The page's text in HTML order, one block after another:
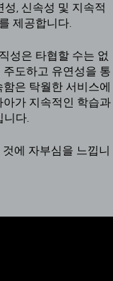
성, 신속성 및 지속적
제공합니다.
성은 타협할 수는 없
도하고 유연성을 통
은 탁월한 서비스에
가 지속적인 학습과
니다.
에 자부심을 느낍니